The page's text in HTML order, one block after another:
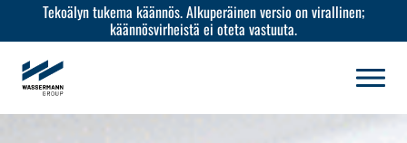
Tekoälyn tukema käännös. Alkuperäinen versio on virallinen;
käännösvirheistä ei oteta vastuuta.